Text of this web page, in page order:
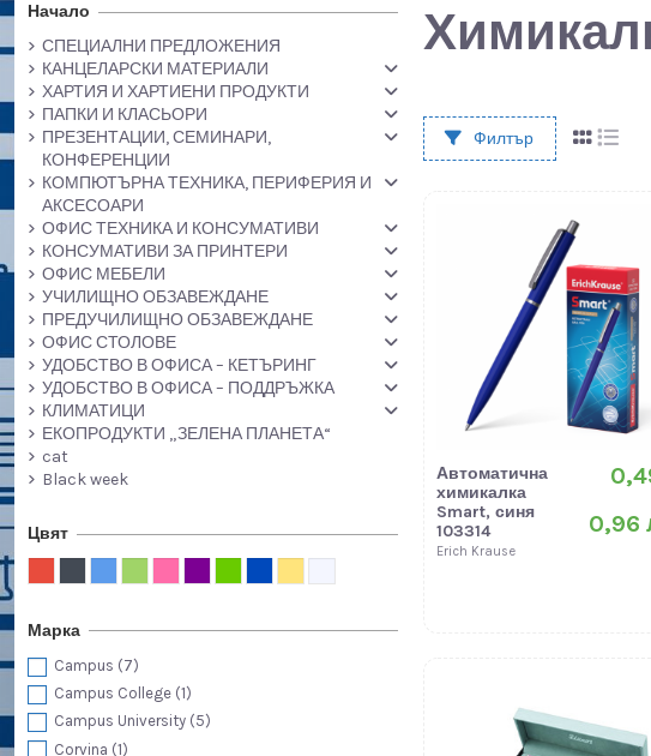
Филтър
Автоматична
химикалка
Smart, синя
103314
Erich Krause
0,96
Начало
СПЕЦИАЛНИ ПРЕДЛОЖЕНИЯ
КАНЦЕЛАРСКИ МАТЕРИАЛИ
ХАРТИЯ И ХАРТИЕНИ ПРОДУКТИ
ПАПКИ И КЛАСЬОРИ
ПРЕЗЕНТАЦИИ, СЕМИНАРИ,
КОНФЕРЕНЦИИ
КОМПЮТЪРНА ТЕХНИКА, ПЕРИФЕРИЯ И
АКСЕСОАРИ
ОФИС ТЕХНИКА И КОНСУМАТИВИ
КОНСУМАТИВИ ЗА ПРИНТЕРИ
ОФИС МЕБЕЛИ
УЧИЛИЩНО ОБЗАВЕЖДАНЕ
ПРЕДУЧИЛИЩНО ОБЗАВЕЖДАНЕ
ОФИС СТОЛОВЕ
УДОБСТВО В ОФИСА – КЕТЪРИНГ
УДОБСТВО В ОФИСА – ПОДДРЪЖКА
КЛИМАТИЦИ
ЕКОПРОДУКТИ „ЗЕЛЕНА ПЛАНЕТА“
cat
Black week
Цвят
Марка
Campus (7)
Campus College (1)
Campus University (5)
Corvina (1)